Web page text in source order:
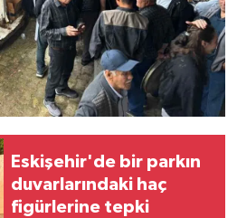
Eskişehir'de bir parkın
duvarlarındaki haç
figürlerine tepki